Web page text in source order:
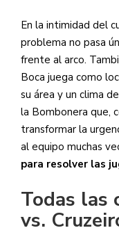
En la intimidad del
problema no pasa
frente al arco.
Boca juega como
su área y un clima
la Bombonera que,
transformar la
al equipo muchas
para resolver las
Todas las
vs.